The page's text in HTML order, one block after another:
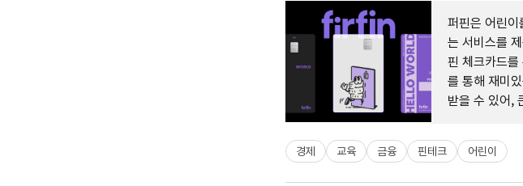
퍼핀은 어린이
는 서비스를
핀 체크카드를
를 통해 재미
받을 수 있어,
경제 교육 금융 핀테크 어린이